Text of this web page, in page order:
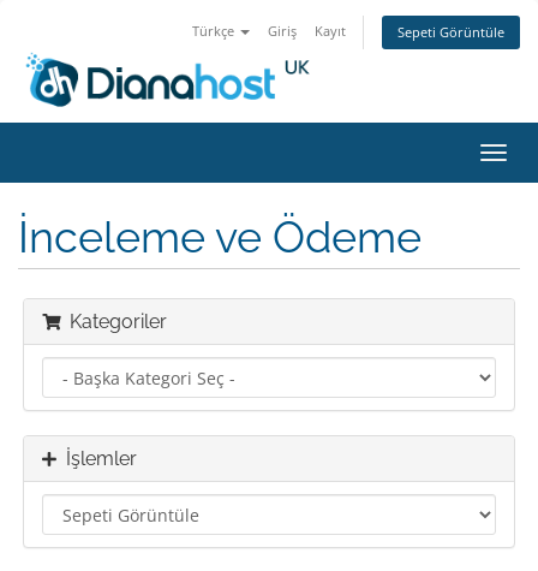
Türkçe Giriş Kayıt Sepeti Görüntüle
İnceleme ve Ödeme
Kategoriler
İşlemler